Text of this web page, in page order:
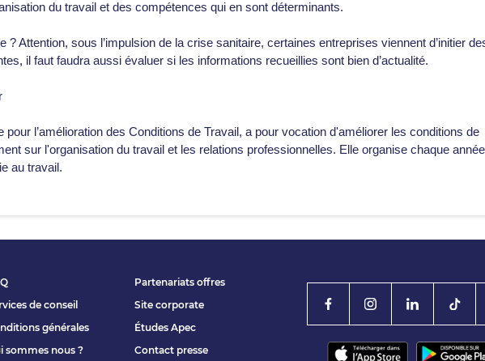
du travail et des compétences qui en sont déterminants.
? Attention, sous l’impulsion de la crise sanitaire, certaines entreprises viennent d’initier
il faut faudra aussi évaluer si les informations recueillies sont bien d’actualité.
pour l’amélioration des Conditions de Travail, a pour vocation d'améliorer les conditions de
sur l'organisation du travail et les relations professionnelles. Elle organise chaque
au travail.
de conseil
générales
sommes nous ?
Partenariats offres
Site corporate
Études Apec
Contact presse